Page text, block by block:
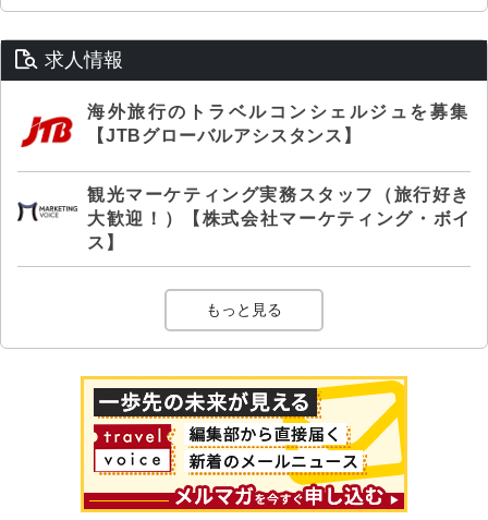
求人情報
海外旅行のトラベルコンシェルジュを募集
【JTBグローバルアシスタンス】
観光マーケティング実務スタッフ（旅行好き
大歓迎！）【株式会社マーケティング・ボイ
ス】
もっと見る